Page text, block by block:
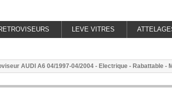
LEVE VITRES
AUDI A6 04/1997-04/2004 - Electrique - Rabattable -